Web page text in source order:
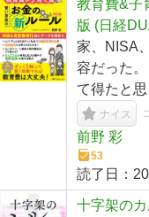
教育費&子
版 (日経
家、NISA
容だった
て得たと
ナイス
前野 彩
53
読了日：
十字架の